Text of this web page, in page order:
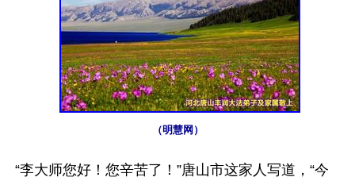
（明慧网）
“李大师您好！您辛苦了！”唐山市这家人写道，“今